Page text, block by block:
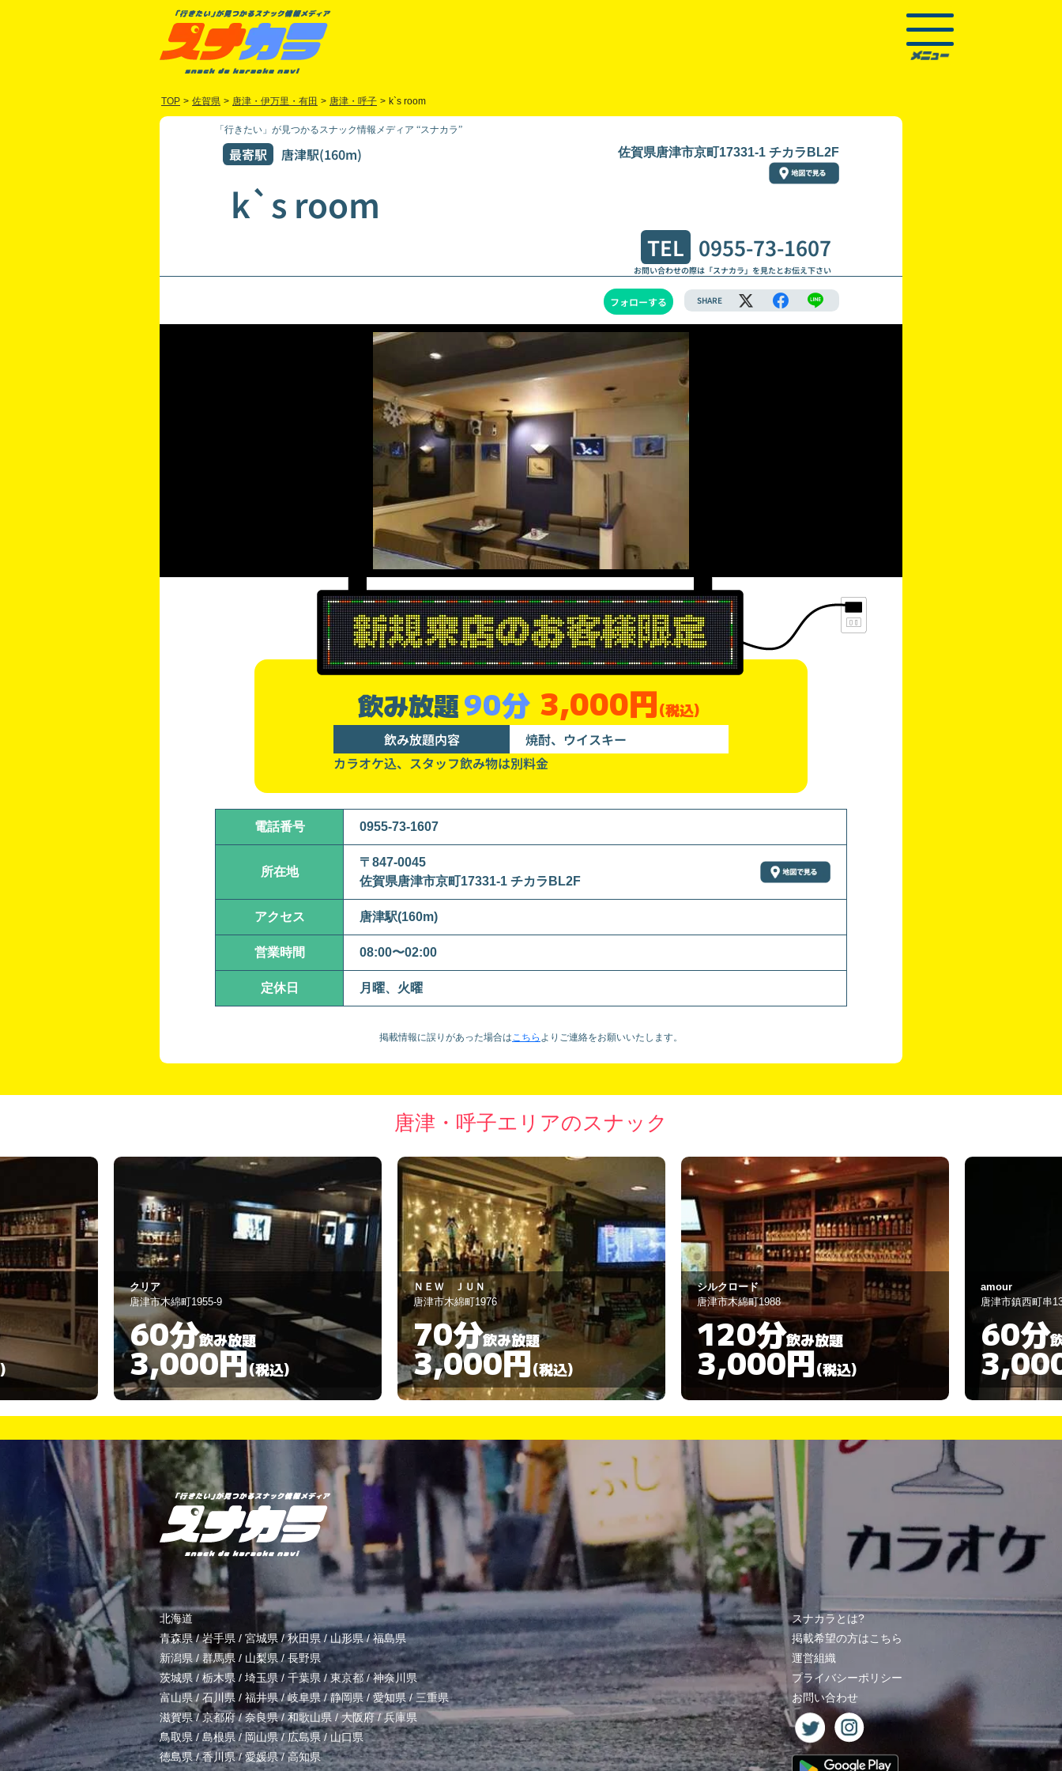
TOP > 佐賀県 > 唐津・伊万里・有田 > 唐津・呼子 > k`s room
「行きたい」が見つかるスナック情報メディア “スナカラ”
最寄駅 唐津駅(160m) 佐賀県唐津市京町17331-1 チカラBL2F
k`s room
TEL 0955-73-1607
お問い合わせの際は「スナカラ」を見たとお伝え下さい
フォローする SHARE
飲み放題90分 3,000円(税込)
飲み放題内容
焼酎、ウイスキー
カラオケ込、スタッフ飲み物は別料金
電話番号 0955-73-1607
所在地
〒847-0045
佐賀県唐津市京町17331-1 チカラBL2F
アクセス 唐津駅(160m)
営業時間 08:00〜02:00
定休日 月曜、火曜
掲載情報に誤りがあった場合はこちら より ご連絡をお願いいたします。
唐津・呼子エリアのスナック
ＮＥＷ ＪＵＮ
唐津市木綿町1976
70分飲み放題
3,000円(税込)
シルクロード
唐津市木綿町1988
120分飲み放題
3,000円(税込)
amour
唐津市鎮西町串138-4
60分飲み放題
3,000円(税込)
サンエツ
唐津市材木町
90分
北海道
青森県/岩手県 / 宮城県 /秋田県 /山形県/福島県
新潟県 / 群馬県 / 山梨県/長野県
茨城県 / 栃木県 / 埼玉県/ 千葉県 /東京都/神奈川県
富山県/ 石川県 / 福井県/岐阜県/静岡県/ 愛知県 / 三重県
滋賀県/京都府/奈良県/和歌山県 /大阪府/兵庫県
鳥取県/島根県/岡山県/広島県/山口県
徳島県/香川県/愛媛県/高知県
スナカラとは?
掲載希望の方はこちら
運営組織
プライバシーポリシー
お問い合わせ